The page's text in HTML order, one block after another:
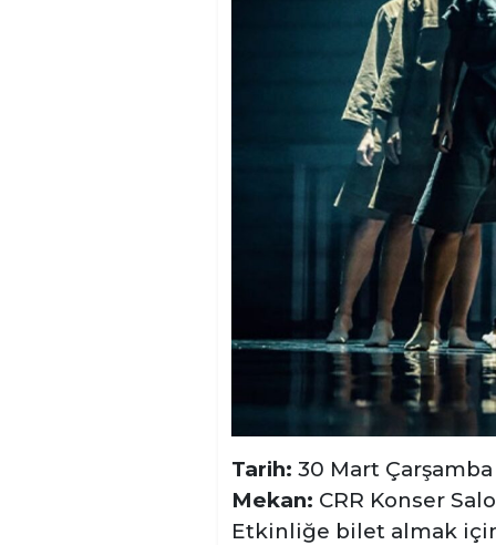
Tarih: 30 Mart Çarşamba
Mekan: CRR Konser
Etkinliğe bilet almak